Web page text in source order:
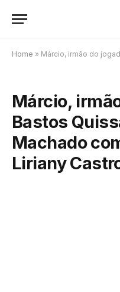
Home » Márcio, irmão do jogador Bastos
Márcio,
Bastos
Machado
Liriany